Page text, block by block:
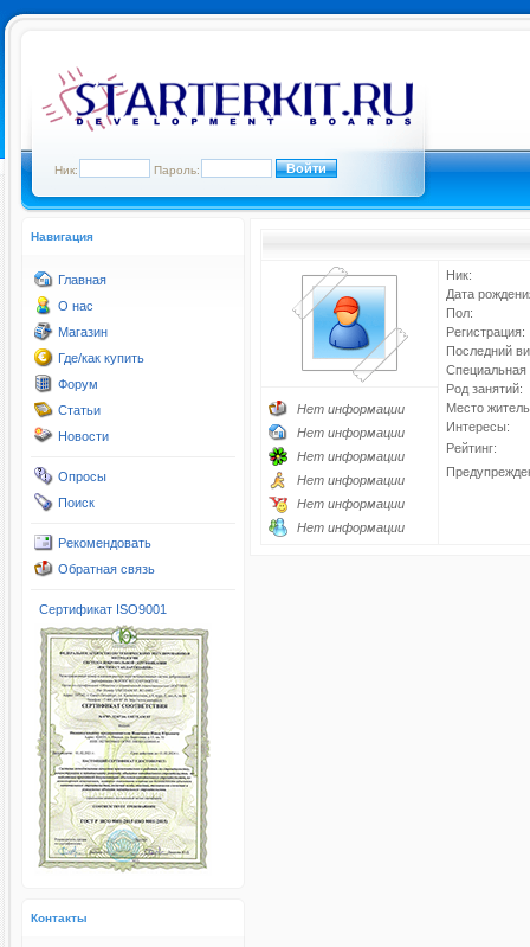
Ник: Пароль:
Навигация
Главная
О нас
Магазин
Где/как купить
Форум
Статьи
Новости
Опросы
Поиск
Рекомендовать
Обратная связь
Сертификат ISO9001
Контакты
Ник:
Дата
Пол:
Регистрация:
Последний
Специальная
Род занятий:
Место
Интересы:
Рейтинг:
Нет информации
Нет информации
Нет информации
Нет информации
Нет информации
Нет информации